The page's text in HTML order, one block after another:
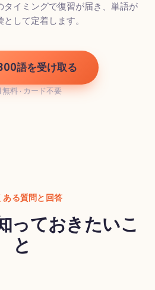
タイミングで復習が届き、単語が
して定着します。
語を受け取る
料 · カード不要
ある質問と回答
っておきたいこ
と